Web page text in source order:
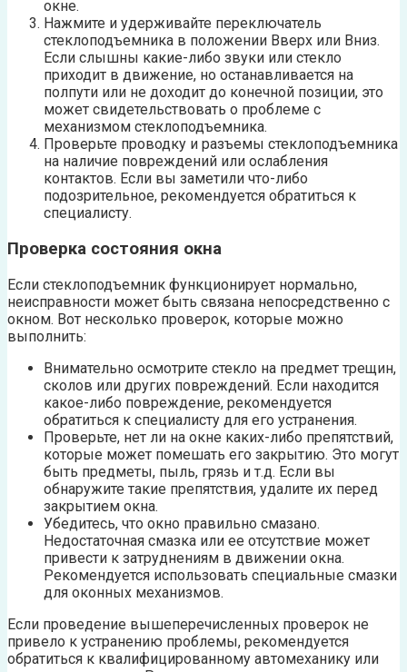
окне.
Нажмите и удерживайте переключатель
стеклоподъемника в положении Вверх или Вниз.
Если слышны какие-либо звуки или стекло
приходит в движение, но останавливается на
полпути или не доходит до конечной позиции, это
может свидетельствовать о проблеме с
механизмом стеклоподъемника.
Проверьте проводку и разъемы стеклоподъемника
на наличие повреждений или ослабления
контактов. Если вы заметили что-либо
подозрительное, рекомендуется обратиться к
специалисту.
Проверка состояния окна
Если стеклоподъемник функционирует нормально,
неисправности может быть связана непосредственно с
окном. Вот несколько проверок, которые можно
выполнить:
Внимательно осмотрите стекло на предмет трещин,
сколов или других повреждений. Если находится
какое-либо повреждение, рекомендуется
обратиться к специалисту для его устранения.
Проверьте, нет ли на окне каких-либо препятствий,
которые может помешать его закрытию. Это могут
быть предметы, пыль, грязь и т.д. Если вы
обнаружите такие препятствия, удалите их перед
закрытием окна.
Убедитесь, что окно правильно смазано.
Недостаточная смазка или ее отсутствие может
привести к затруднениям в движении окна.
Рекомендуется использовать специальные смазки
для оконных механизмов.
Если проведение вышеперечисленных проверок не
привело к устранению проблемы, рекомендуется
обратиться к квалифицированному автомеханику или